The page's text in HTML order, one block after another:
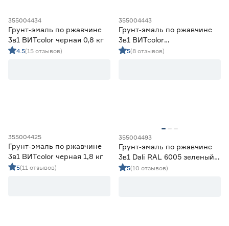
Финляндия
355004434
Грунт‑эмаль по ржавчине
3в1 ВИТcolor черная 0,8 кг
4.5(15 отзывов)
355004443
Грунт‑эмаль по ржавчине
3в1 ВИТcolor
красно‑коричневая 1,8 кг
5(8 отзывов)
355004425
Грунт‑эмаль по ржавчине
3в1 ВИТcolor черная 1,8 кг
5(11 отзывов)
355004493
Грунт‑эмаль по ржавчине
3в1 Dali RAL 6005 зеленый
мох 2 л
5(10 отзывов)